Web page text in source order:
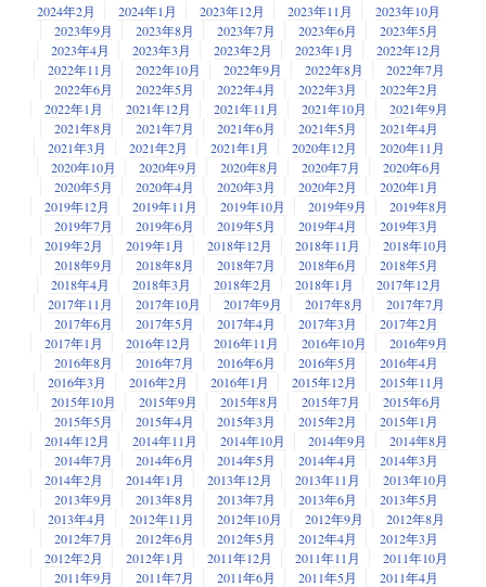
2024年2月 2024年1月 2023年12月 2023年11月
2023年10月
2023年9月
2023年8月 2023年7月 2023年6月
2023年5月
2023年4月
2023年3月 2023年2月 2023年1月
2022年12月
2022年11月
2022年10月 2022年9月 2022年8月
2022年7月
2022年6月
2022年5月 2022年4月 2022年3月
2022年2月
2022年1月
2021年12月 2021年11月 2021年10月
2021年9月
2021年8月
2021年7月 2021年6月 2021年5月
2021年4月
2021年3月
2021年2月 2021年1月 2020年12月
2020年11月
2020年10月
2020年9月 2020年8月 2020年7月
2020年6月
2020年5月
2020年4月 2020年3月 2020年2月
2020年1月
2019年12月
2019年11月 2019年10月 2019年9月
2019年8月
2019年7月
2019年6月 2019年5月 2019年4月
2019年3月
2019年2月
2019年1月 2018年12月 2018年11月
2018年10月
2018年9月
2018年8月 2018年7月 2018年6月
2018年5月
2018年4月
2018年3月 2018年2月 2018年1月
2017年12月
2017年11月
2017年10月 2017年9月 2017年8月
2017年7月
2017年6月
2017年5月 2017年4月 2017年3月
2017年2月
2017年1月
2016年12月 2016年11月 2016年10月
2016年9月
2016年8月
2016年7月 2016年6月 2016年5月
2016年4月
2016年3月
2016年2月 2016年1月 2015年12月
2015年11月
2015年10月
2015年9月 2015年8月 2015年7月
2015年6月
2015年5月
2015年4月 2015年3月 2015年2月
2015年1月
2014年12月
2014年11月 2014年10月 2014年9月
2014年8月
2014年7月
2014年6月 2014年5月 2014年4月
2014年3月
2014年2月
2014年1月 2013年12月 2013年11月
2013年10月
2013年9月
2013年8月 2013年7月 2013年6月
2013年5月
2013年4月
2012年11月 2012年10月 2012年9月
2012年8月
2012年7月
2012年6月 2012年5月 2012年4月
2012年3月
2012年2月
2012年1月 2011年12月 2011年11月
2011年10月
2011年9月
2011年7月 2011年6月 2011年5月 2011年4月